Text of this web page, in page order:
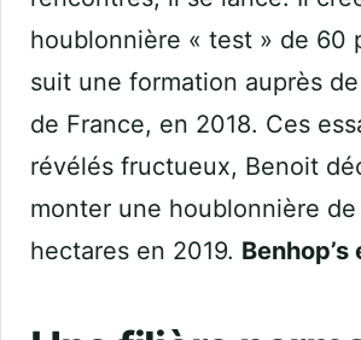
houblonnière « test » de 60
suit une formation auprès
de France, en 2018. Ces
révélés fructueux, Benoit
monter une houblonnière de
hectares en 2019.